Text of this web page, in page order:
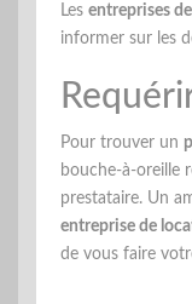
Les entreprises
informer sur les
Pour trouver un
bouche-à-oreille
prestataire. Un
entreprise de
de vous faire